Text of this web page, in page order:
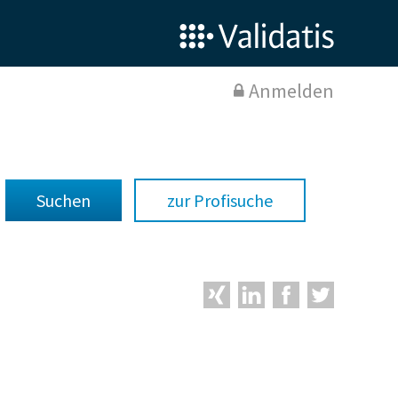
Anmelden
zur Profisuche